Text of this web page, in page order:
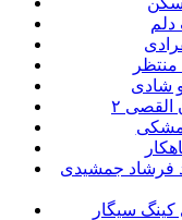
دلم
شادی
۲
مشکی
فرشاد جمشیدی
سیگار